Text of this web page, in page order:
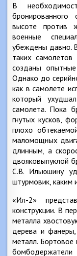
В
высоте против
военные
убеждены давно.
таких
созданы
Однако до
как в самолете
который
самолета. Пока
гнутых кусков,
плохо
маломощных
длинным, а
двояковыпуклой
С.В. Ильюшину
штурмовик, каким
«Ил-2»
конструкции. В
металла
дерева и
металл. Бортовое
бомбодержатели